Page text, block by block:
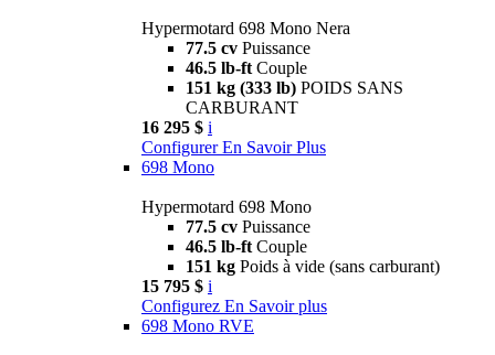
Hypermotard 698 Mono Nera
77.5 cv Puissance
46.5 lb-ft Couple
151 kg (333 lb) POIDS SANS
CARBURANT
16 295 $ i
Configurer En Savoir Plus
698 Mono
Hypermotard 698 Mono
77.5 cv Puissance
46.5 lb-ft Couple
151 kg Poids à vide (sans carburant)
15 795 $ i
Configurez En Savoir plus
698 Mono RVE